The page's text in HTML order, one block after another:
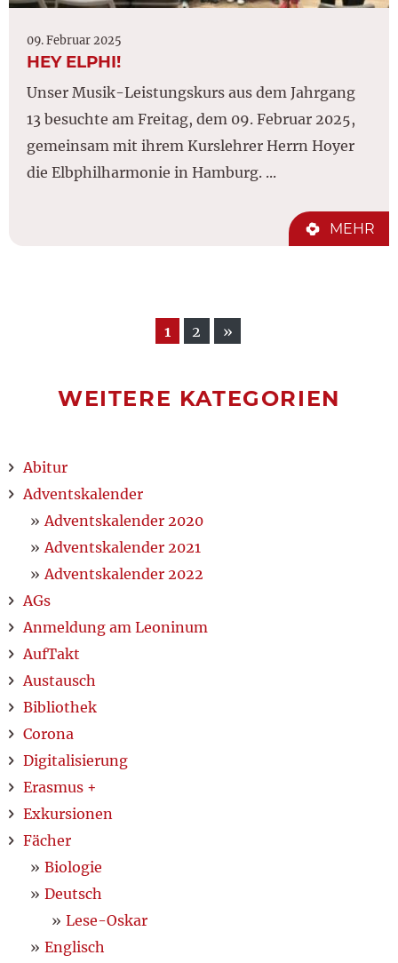
09. Februar 2025
HEY ELPHI!
Unser Musik-Leistungskurs aus dem Jahrgang
13 besuchte am Freitag, dem 09. Februar 2025,
gemeinsam mit ihrem Kurslehrer Herrn Hoyer
die Elbphilharmonie in Hamburg. ...
MEHR
1 2 »
WEITERE KATEGORIEN
Abitur
Adventskalender
Adventskalender 2020
Adventskalender 2021
Adventskalender 2022
AGs
Anmeldung am Leoninum
AufTakt
Austausch
Bibliothek
Corona
Digitalisierung
Erasmus +
Exkursionen
Fächer
Biologie
Deutsch
Lese-Oskar
Englisch